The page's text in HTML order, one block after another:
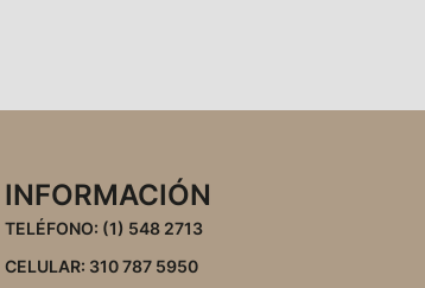
INFORMACIÓN
TELÉFONO: (1) 548 2713
CELULAR: 310 787 5950